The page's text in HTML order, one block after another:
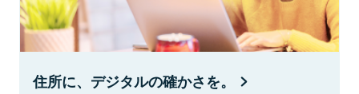
住所に、デジタルの確かさを。